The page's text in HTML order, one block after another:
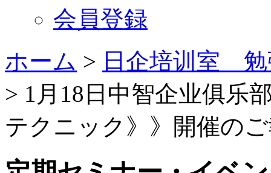
会員登録
ホーム > 日企培训室 勉
> 1月18日中智企业俱乐
テクニック》》開催の